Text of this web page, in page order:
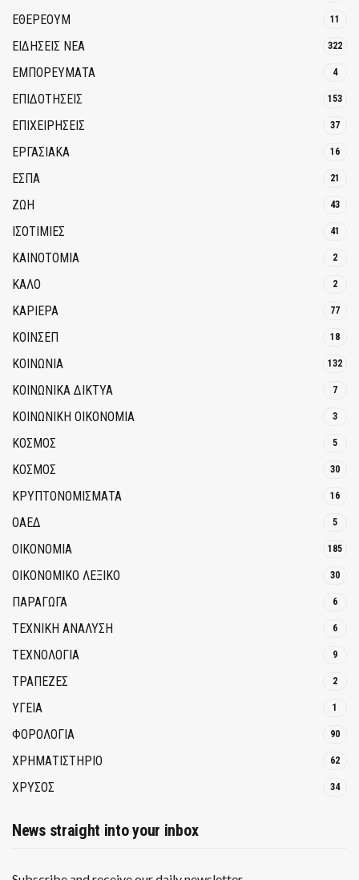
ΕΘΈΡΕΟΥΜ 11
ΕΙΔΗΣΕΙΣ ΝΕΑ 322
ΕΜΠΟΡΕΥΜΑΤΑ 4
ΕΠΙΔΟΤΗΣΕΙΣ 153
ΕΠΙΧΕΙΡΗΣΕΙΣ 37
ΕΡΓΑΣΙΑΚΑ 16
ΕΣΠΑ 21
ΖΩΗ 43
ΙΣΟΤΙΜΙΕΣ 41
ΚΑΙΝΟΤΟΜΊΑ 2
ΚΑΛΟ 2
ΚΑΡΙΕΡΑ 77
ΚΟΙΝΣΕΠ 18
ΚΟΙΝΩΝΙΑ 132
ΚΟΙΝΩΝΙΚΆ ΔΊΚΤΥΑ 7
ΚΟΙΝΩΝΙΚΉ ΟΙΚΟΝΟΜΊΑ 3
ΚΟΣΜΟΣ 5
ΚΟΣΜΟΣ 30
ΚΡΥΠΤΟΝΟΜΊΣΜΑΤΑ 16
ΟΑΕΔ 5
ΟΙΚΟΝΟΜΙΑ 185
ΟΙΚΟΝΟΜΙΚΟ ΛΕΞΙΚΟ 30
ΠΑΡΑΓΩΓΑ 6
ΤΕΧΝΙΚΗ ΑΝΑΛΥΣΗ 6
ΤΕΧΝΟΛΟΓΙΑ 9
ΤΡΆΠΕΖΕΣ 2
ΥΓΕΙΑ 1
ΦΟΡΟΛΟΓΙΑ 90
ΧΡΗΜΑΤΙΣΤΗΡΙΟ 62
ΧΡΥΣΟΣ 34
News straight into your inbox